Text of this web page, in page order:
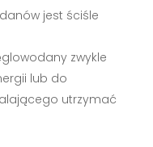
jest ściśle
zwykle
lub do
utrzymać